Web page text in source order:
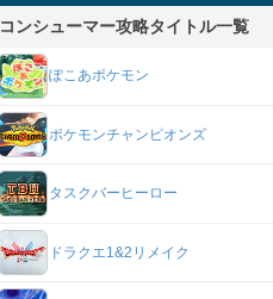
コンシューマー攻略タイトル一覧
ぽこあポケモン
ポケモンチャンピオンズ
タスクバーヒーロー
ドラクエ1&2リメイク